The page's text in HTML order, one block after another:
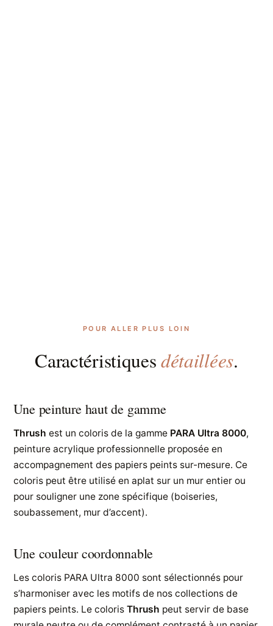
POUR ALLER PLUS LOIN
Caractéristiquesdétaillées.
Une peinture haut de gamme
Thrush est un coloris de la gamme PARA Ultra 8000,
peinture acrylique professionnelle proposée en
accompagnement des papiers peints sur-mesure. Ce
coloris peut être utilisé en aplat sur un mur entier ou
pour souligner une zone spécifique (boiseries,
soubassement, mur d’accent).
Une couleur coordonnable
Les coloris PARA Ultra 8000 sont sélectionnés pour
s’harmoniser avec les motifs de nos collections de
papiers peints. Le colorisThrush peut servir de base